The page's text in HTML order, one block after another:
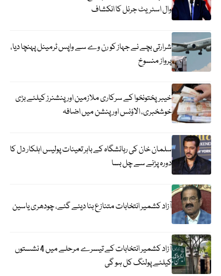
وال اسٹریٹ جرنل کا انکشاف
شرارتی بچے نے جہاز کو رن وے سے واپس ٹرمینل پہنچا دیا،
پرواز منسوخ
خیبرپختونخوا کے سرکاری ملازمین اور پنشنرز کیلئے بڑی
خوشخبری، الاؤنس اور پنشن میں اضافہ
سلمان خان کی رہائشگاہ کے باہر تعینات پولیس اہلکار دل کا
دورہ پڑنے سے چل بسا
آزاد کشمیر انتخابات متنازع بنا دیئے گئے، چودھری یاسین
آزاد کشمیر انتخابات کے تیسرے مرحلے میں 4 نشستوں
کیلئے پولنگ کل ہو گی